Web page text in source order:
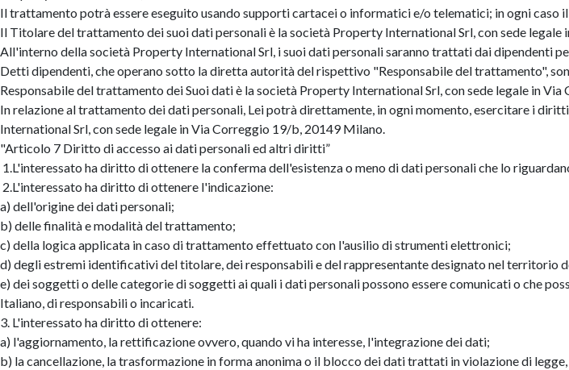
Il trattamento potrà essere eseguito usando supporti cartacei o informatici e/o telematici; in ogni
Il Titolare del trattamento dei suoi dati personali è la società Property International Srl, con sede
All'interno della società Property International Srl, i suoi dati personali saranno trattati dai dipendenti
Detti dipendenti, che operano sotto la diretta autorità del rispettivo "Responsabile del trattamento",
Responsabile del trattamento dei Suoi dati è la società Property International Srl, con sede legale in
In relazione al trattamento dei dati personali, Lei potrà direttamente, in ogni momento, esercitare i
International Srl, con sede legale in Via Correggio 19/b, 20149 Milano.
"Articolo 7 Diritto di accesso ai dati personali ed altri diritti”
1.L'interessato ha diritto di ottenere la conferma dell'esistenza o meno di dati personali che lo
2.L'interessato ha diritto di ottenere l'indicazione:
a) dell'origine dei dati personali;
b) delle finalità e modalità del trattamento;
c) della logica applicata in caso di trattamento effettuato con l'ausilio di strumenti elettronici;
d) degli estremi identificativi del titolare, dei responsabili e del rappresentante designato nel territorio
e) dei soggetti o delle categorie di soggetti ai quali i dati personali possono essere comunicati o che
Italiano, di responsabili o incaricati.
3. L'interessato ha diritto di ottenere:
a) l'aggiornamento, la rettificazione ovvero, quando vi ha interesse, l'integrazione dei dati;
b) la cancellazione, la trasformazione in forma anonima o il blocco dei dati trattati in violazione di